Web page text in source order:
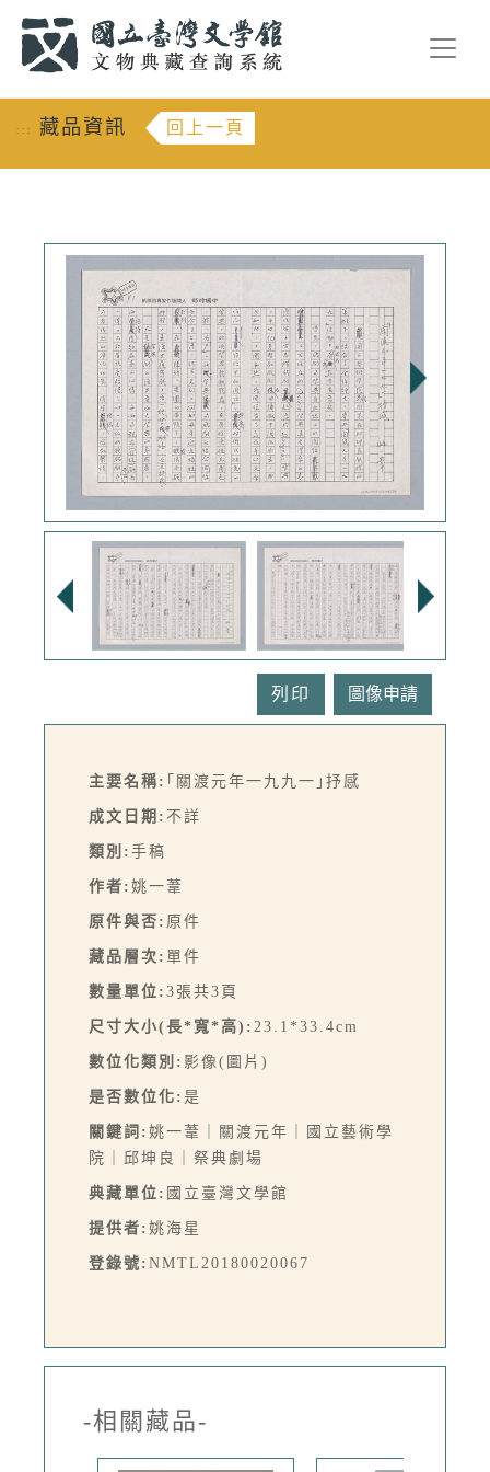
::: 藏品資訊 回上一頁
列印
主要名稱: ｢關渡元年一九九一｣抒感
成文日期: 不詳
類別: 手稿
作者: 姚一葦
原件與否: 原件
藏品層次: 單件
數量單位: 3張共3頁
尺寸大小(長*寬*高): 23.1*33.4cm
數位化類別: 影像(圖片)
是否數位化: 是
關鍵詞: 姚一葦｜關渡元年｜國立藝術學
院｜邱坤良｜祭典劇場
典藏單位: 國立臺灣文學館
提供者: 姚海星
登錄號: NMTL20180020067
-相關藏品-